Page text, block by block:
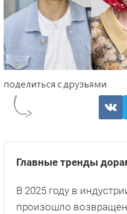
Главные тренды
В 2025 году в
произошло